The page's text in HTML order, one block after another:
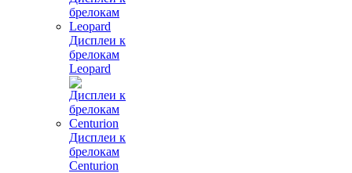
Дисплеи к
брелокам
Leopard
Дисплеи к
брелокам
Centurion